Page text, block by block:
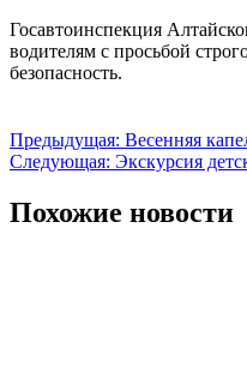
Госавтоинспекция
водителям с просьбой
безопасность.
Навигация
по
записям
Предыдущая: Весенняя
Следующая: Экскурсия
Похожие новости